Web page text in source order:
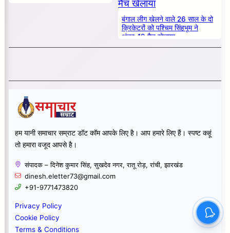
बंगाल लीग खेलने वाले 26 साल के दो
क्रिकेटरों को पश्चिम सिंहभूम ने
अंडर-19 मैच खेलाया
हम यानी समाचार सम्राट डॉट कॉम आपके लिए है। आप हमारे लिए हैं। स्पष्ट कहूं
तो हमारा वजूद आपसे है।
संपादक – दिनेश कुमार सिंह, सुखदेव नगर, रातू रोड़, रांची, झारखंड
dinesh.eletter73@gmail.com
+91-9771473820
Privacy Policy
Cookie Policy
Terms & Conditions